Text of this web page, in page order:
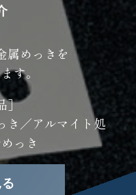
属めっきを
す。
］
き／アルマイト処
っき